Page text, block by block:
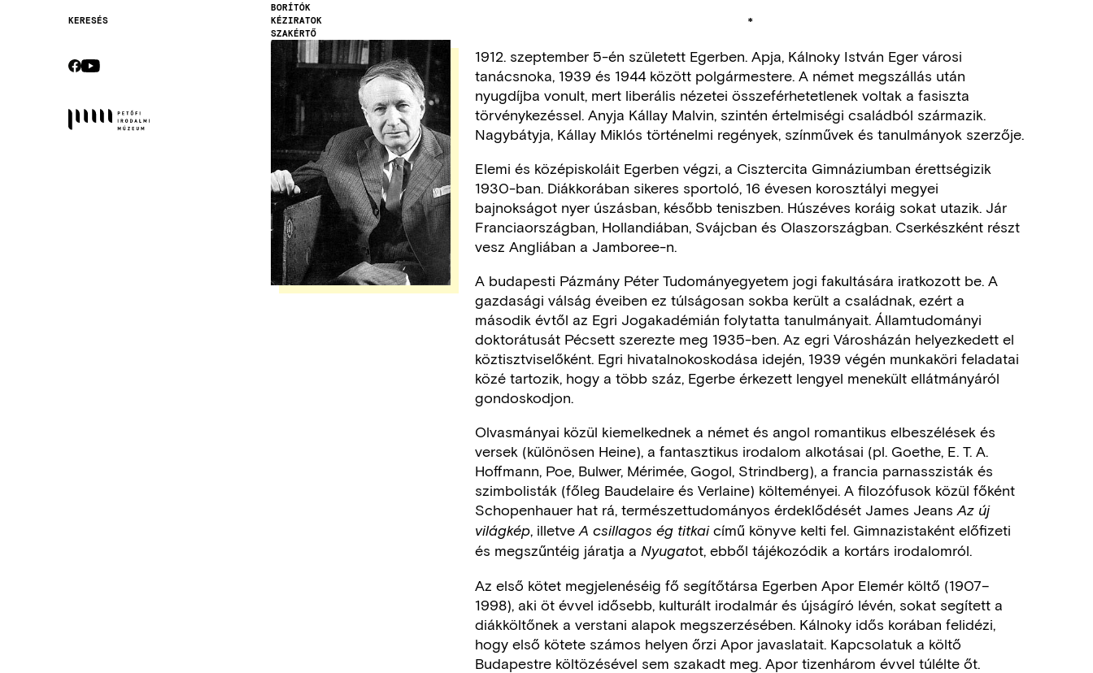
navigation
KERESÉS
Kép
BORÍTÓK
KÉZIRATOK
SZAKÉRTŐ
*
1912. szeptember 5-én született Egerben. Apja, Kálnoky István Eger városi
tanácsnoka, 1939 és 1944 között polgármestere. A német megszállás után
nyugdíjba vonult, mert liberális nézetei összeférhetetlenek voltak a fasiszta
törvénykezéssel. Anyja Kállay Malvin, szintén értelmiségi családból származik.
Nagybátyja, Kállay Miklós történelmi regények, színművek és tanulmányok szerzője.
Elemi és középiskoláit Egerben végzi, a Cisztercita Gimnáziumban érettségizik
1930-ban. Diákkorában sikeres sportoló, 16 évesen korosztályi megyei
bajnokságot nyer úszásban, később teniszben. Húszéves koráig sokat utazik. Jár
Franciaországban, Hollandiában, Svájcban és Olaszországban. Cserkészként részt
vesz Angliában a Jamboree-n.
A budapesti Pázmány Péter Tudományegyetem jogi fakultására iratkozott be. A
gazdasági válság éveiben ez túlságosan sokba került a családnak, ezért a
második évtől az Egri Jogakadémián folytatta tanulmányait. Államtudományi
doktorátusát Pécsett szerezte meg 1935-ben. Az egri Városházán helyezkedett el
köztisztviselőként. Egri hivatalnokoskodása idején, 1939 végén munkaköri feladatai
közé tartozik, hogy a több száz, Egerbe érkezett lengyel menekült ellátmányáról
gondoskodjon.
Olvasmányai közül kiemelkednek a német és angol romantikus elbeszélések és
versek (különösen Heine), a fantasztikus irodalom alkotásai (pl. Goethe, E. T. A.
Hoffmann, Poe, Bulwer, Mérimée, Gogol, Strindberg), a francia parnasszisták és
szimbolisták (főleg Baudelaire és Verlaine) költeményei. A filozófusok közül főként
Schopenhauer hat rá, természettudományos érdeklődését James JeansAz új
világkép, illetveA csillagos ég titkaicímű könyve kelti fel. Gimnazistaként előfizeti
és megszűntéig járatja a Nyugatot, ebből tájékozódik a kortárs irodalomról.
Az első kötet megjelenéséig fő segítőtársa Egerben Apor Elemér költő (1907–
1998), aki öt évvel idősebb, kulturált irodalmár és újságíró lévén, sokat segített a
diákköltőnek a verstani alapok megszerzésében. Kálnoky idős korában felidézi,
hogy első kötete számos helyen őrzi Apor javaslatait. Kapcsolatuk a költő
Budapestre költözésével sem szakadt meg. Apor tizenhárom évvel túlélte őt.